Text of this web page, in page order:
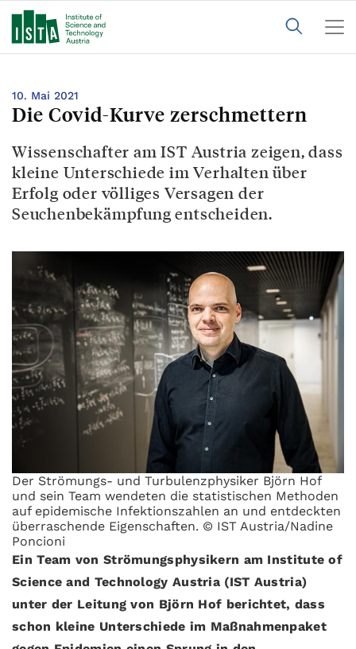
10. Mai 2021
Die Covid-Kurve zerschmettern
Wissenschafter am IST Austria zeigen, dass
kleine Unterschiede im Verhalten über
Erfolg oder völliges Versagen der
Seuchenbekämpfung entscheiden.
Der Strömungs- und Turbulenzphysiker Björn Hof
und sein Team wendeten die statistischen Methoden
auf epidemische Infektionszahlen an und entdeckten
überraschende Eigenschaften. © IST Austria/Nadine
Poncioni
Ein Team von Strömungsphysikern am Institute of
Science and Technology Austria (IST Austria)
unter der Leitung von Björn Hof berichtet, dass
schon kleine Unterschiede im Maßnahmenpaket